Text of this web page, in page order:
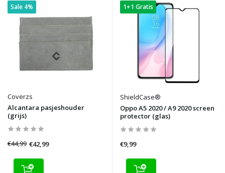
Sale 4%
Coverzs
Alcantara pasjeshouder
(grijs)
€44,99 €42,99
1+1 Gratis
ShieldCase®
Oppo A5 2020 / A9 2020 screen
protector (glas)
€9,99